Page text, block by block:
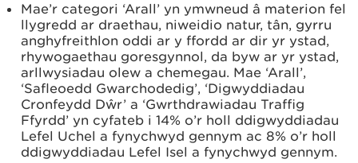
Mae’r categori ‘Arall’ yn ymwneud â materion fel
llygredd ar draethau, niweidio natur, tân, gyrru
anghyfreithlon oddi ar y ffordd ar dir yr ystad,
rhywogaethau goresgynnol, da byw ar yr ystad,
arllwysiadau olew a chemegau. Mae ‘Arall’,
‘Safleoedd Gwarchodedig’, ‘Digwyddiadau
Cronfeydd Dŵr’ a ‘Gwrthdrawiadau Traffig
Ffyrdd’ yn cyfateb i 14% o’r holl ddigwyddiadau
Lefel Uchel a fynychwyd gennym ac 8% o’r holl
ddigwyddiadau Lefel Isel a fynychwyd gennym.